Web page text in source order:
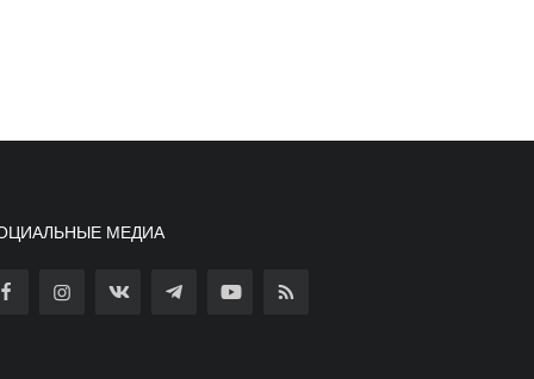
МЕДИА